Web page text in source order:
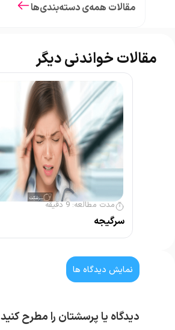
مقالات همه‌ی دسته‌بندی‌ها
مقالات خواندنی دیگر
مدت مطالعه:9 دقیقه
سرگیجه
نمایش دیدگاه ها
دیدگاه یا پرسشتان را مطرح کنید